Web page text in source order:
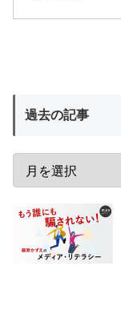
過去の記事